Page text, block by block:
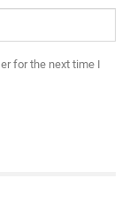
for the next time I